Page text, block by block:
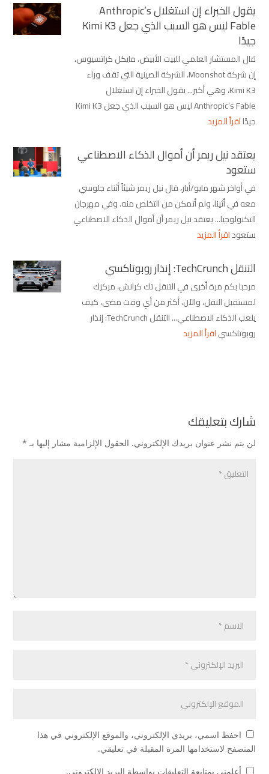
يقول الخبراء إن استغلال Anthropic’s
Fable ليس هو السبب الذي جعل Kimi K3
جيدًا
قال المستشار العلمي للبيت الأبيض، مايكل كراتسيوس،
إن شركة Moonshot، الشركة الصينية التي تقف وراء
Kimi K3، وهي أكبر... يقول الخبراء إن استغلال
Anthropic’s Fable ليس هو السبب الذي جعل Kimi K3
جيدًااقرأ المزيد
يعتقد نيل ريمر أن أموال الذكاء الاصطناعي
ستعود
في أواخر شهر مايو/أيار، قال نيل ريمر شيئاً أثناء جلوسي
معه في أثينا، ولم أتمكن من التخلص منه. وفي مهرجان
التكنولوجيا... يعتقد نيل ريمر أن أموال الذكاء الاصطناعي
ستعوداقرأ المزيد
التنقل TechCrunch: إنذار روبوتاكسي
مرحبا بكم مرة أخرى في التنقل تك كرانش، مركزك
لمستقبل النقل، والآن، أكثر من أي وقت مضى، كيف
يلعب الذكاء الاصطناعي... التنقل TechCrunch: إنذار
روبوتاكسياقرأ المزيد
شارك بتعليقك
لن يتم نشر عنوان بريدك الإلكتروني. الحقول الإلزامية مشار إليها بـ *
احفظ اسمي، بريدي الإلكتروني، والموقع الإلكتروني في هذا
المتصفح لاستخدامها المرة المقبلة في تعليقي.
أعلمني بمتابعة التعليقات بواسطة البريد الإلكتروني.